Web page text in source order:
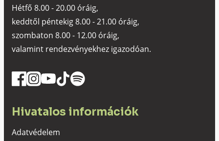
Hétfő 8.00 - 20.00 óráig,
keddtől péntekig 8.00 - 21.00 óráig,
szombaton 8.00 - 12.00 óráig,
valamint rendezvényekhez igazodóan.
Hivatalos információk
Adatvédelem